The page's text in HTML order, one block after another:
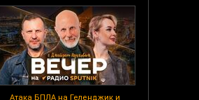
Атака БПЛА на Геленджик и